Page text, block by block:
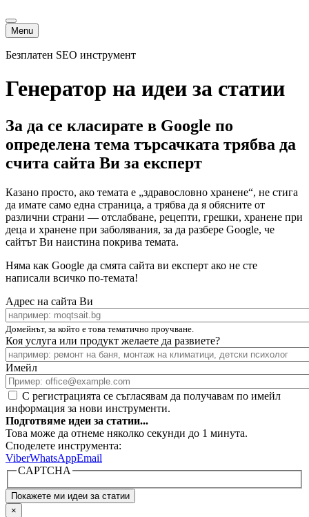
Menu
Безплатен SEO инструмент
Генератор на идеи за статии
За да се класирате в Google по
определена тема търсачката трябва да
счита сайта Ви за експерт
Казано просто, ако темата е „здравословно хранене“, не стига
да имате само една страница, а трябва да я обясните от
различни страни — отслабване, рецепти, грешки, хранене при
деца и хранене при заболявания, за да разбере Google, че
сайтът Ви наистина покрива темата.
Няма как Google да смята сайта ви експерт ако не сте
написали всичко по-темата!
Адрес на сайта Ви
Домейнът, за който е това тематично проучване.
Коя услуга или продукт желаете да развиете?
Имейл
С регистрацията се съгласявам да получавам по имейл
информация за нови инструменти.
Подготвяме идеи за статии...
Това може да отнеме няколко секунди до 1 минута.
Споделете инструмента:
ViberWhatsAppEmail
CAPTCHA
×